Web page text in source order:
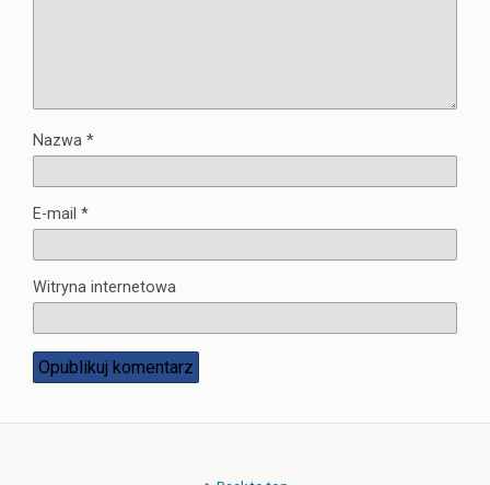
Nazwa *
E-mail *
Witryna internetowa